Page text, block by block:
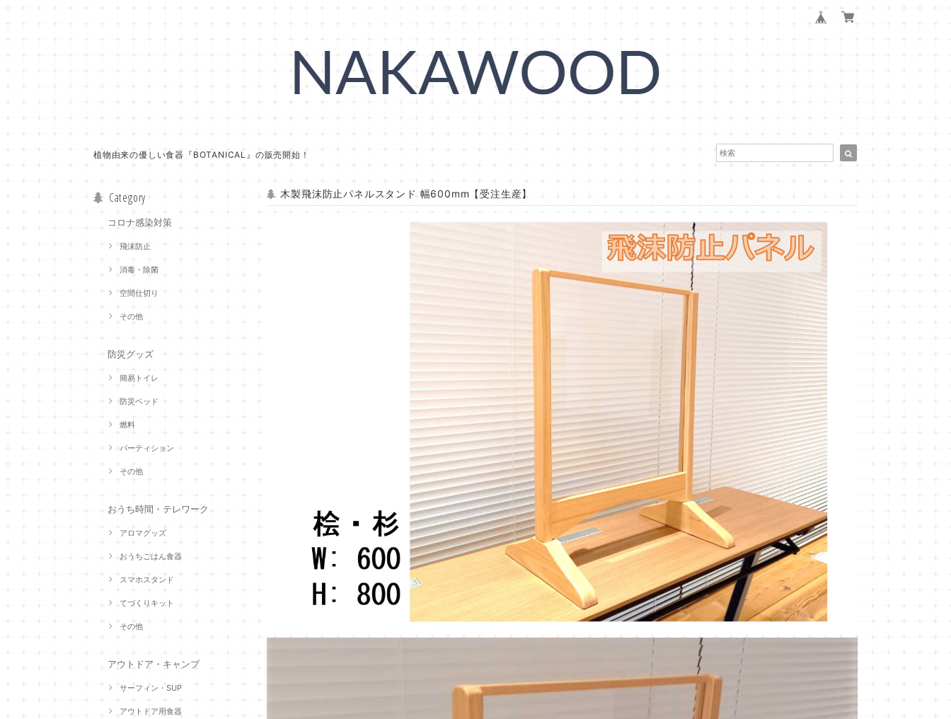
植物由来の優しい食器『BOTANICAL』の販売開始！
Category
コロナ感染対策
飛沫防止
消毒・除菌
空間仕切り
その他
防災グッズ
簡易トイレ
防災ベッド
燃料
パーティション
その他
おうち時間・テレワーク
アロマグッズ
おうちごはん食器
スマホスタンド
てづくりキット
その他
アウトドア・キャンプ
サーフィン・SUP
アウトドア用食器
木製飛沫防止パネルスタンド 幅600mm【受注生産】